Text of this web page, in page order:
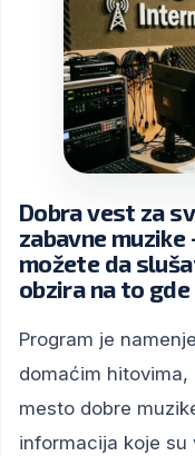
Dobra vest za
zabavne muzike
možete da
obzira na to
Program je
domaćim hitovima,
mesto dobre
informacija koje su